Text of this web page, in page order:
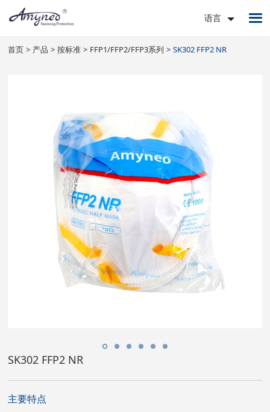
语言
首页 产品 按标准 FFP1/FFP2/FFP3系列 SK302 FFP2 NR
SK302 FFP2 NR
主要特点